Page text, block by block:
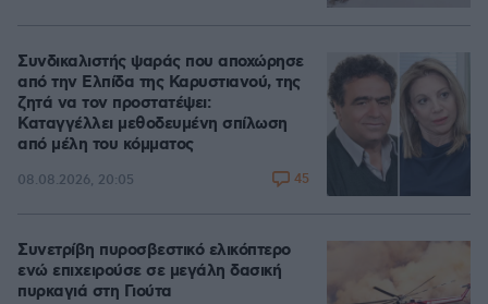
Συνδικαλιστής ψαράς που αποχώρησε
από την Ελπίδα της Καρυστιανού, της
ζητά να τον προστατέψει:
Καταγγέλλει μεθοδευμένη σπίλωση
από μέλη του κόμματος
08.08.2026, 20:05 45
Συνετρίβη πυροσβεστικό ελικόπτερο
ενώ επιχειρούσε σε μεγάλη δασική
πυρκαγιά στη Γιούτα